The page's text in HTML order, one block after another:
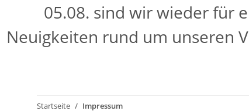
05.08. sind wir wieder für
Neuigkeiten rund um unseren
Startseite Impressum